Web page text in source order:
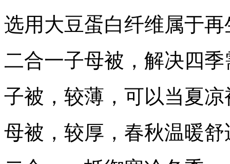
选用大豆蛋白纤维属于
二合一子母被，解决四季
子被，较薄，可以当夏凉
母被，较厚，春秋温暖舒